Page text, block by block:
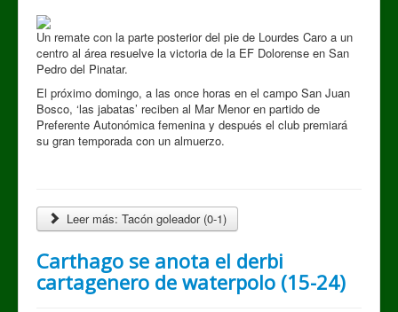
Un remate con la parte posterior del pie de Lourdes Caro a un
centro al área resuelve la victoria de la EF Dolorense en San
Pedro del Pinatar.
El próximo domingo, a las once horas en el campo San Juan
Bosco, ‘las jabatas’ reciben al Mar Menor en partido de
Preferente Autonómica femenina y después el club premiará
su gran temporada con un almuerzo.
Leer más: Tacón goleador (0-1)
Carthago se anota el derbi
cartagenero de waterpolo (15-24)